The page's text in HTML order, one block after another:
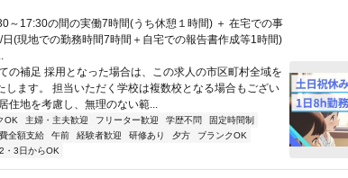
となる場合もございますが、通勤エリアや居住地を考慮
勤務いただけるよう、最終的にはご相談の上で決定いたし
～17:30の間の実働7時間(うち休憩１時間) ＋ 在宅での事
(現地での勤務時間7時間＋自宅での報告書作成等1時間)
の補足 採用となった場合は、この求人の市区町村全域を
します。 担当いただく学校は複数校となる場合もござい
住地を考慮し、無理のない範...
OK 主婦・主夫歓迎 フリーター歓迎 学歴不問
固定時間制
全額支給 午前 経験者歓迎 研修あり 夕方
ブランクOK
・3日からOK